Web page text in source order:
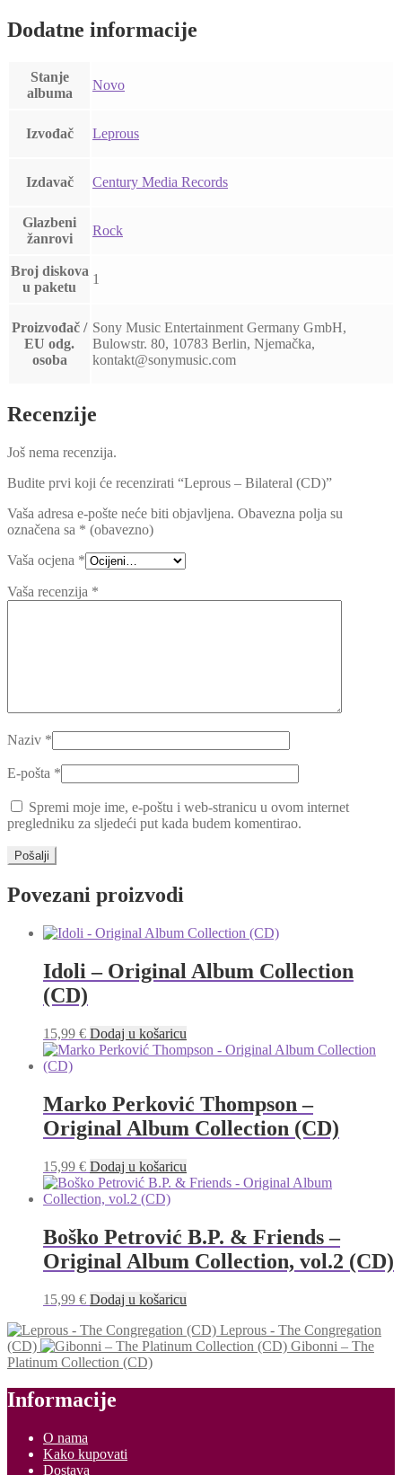
Dodatne informacije
Stanje
albuma
Novo
Izvođač Leprous
Izdavač Century Media Records
Glazbeni
žanrovi
Rock
Broj diskova
u paketu
1
Proizvođač /
EU odg.
osoba
Sony Music Entertainment Germany GmbH,
Bulowstr. 80, 10783 Berlin, Njemačka,
kontakt@sonymusic.com
Recenzije
Još nema recenzija.
Budite prvi koji će recenzirati “Leprous – Bilateral (CD)”
Vaša adresa e-pošte neće biti objavljena. Obavezna polja su
označena sa * (obavezno)
Vaša ocjena *
Vaša recenzija *
Naziv *
E-pošta *
Spremi moje ime, e-poštu i web-stranicu u ovom internet
pregledniku za sljedeći put kada budem komentirao.
Povezani proizvodi
Idoli – Original Album Collection
(CD)
15,99 € Dodaj u košaricu
Marko Perković Thompson –
Original Album Collection (CD)
15,99 € Dodaj u košaricu
Boško Petrović B.P. & Friends –
Original Album Collection, vol.2 (CD)
15,99 € Dodaj u košaricu
Leprous - The Congregation
(CD)
Gibonni – The
Platinum Collection (CD)
Informacije
O nama
Kako kupovati
Dostava